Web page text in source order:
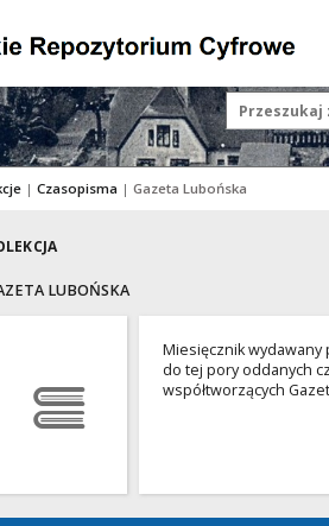
| Czasopisma | Gazeta Lubońska
LUBOŃSKA
Miesięcznik wydawany
do tej pory oddanych
współtworzących